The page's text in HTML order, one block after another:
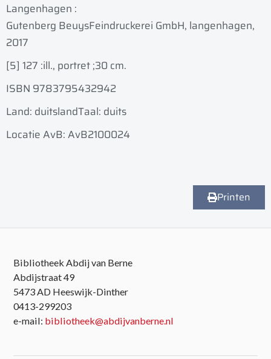
Langenhagen :
Gutenberg BeuysFeindruckerei GmbH, langenhagen,
2017
[5] 127 :ill., portret ;30 cm.
ISBN 9783795432942
Land: duitslandTaal: duits
Locatie AvB: AvB2100024
Printen
Bibliotheek Abdij van Berne
Abdijstraat 49
5473 AD Heeswijk-Dinther
0413-299203
e-mail: bibliotheek@abdijvanberne.nl